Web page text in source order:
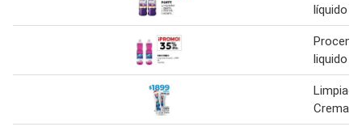
líquido
liquido
Crema